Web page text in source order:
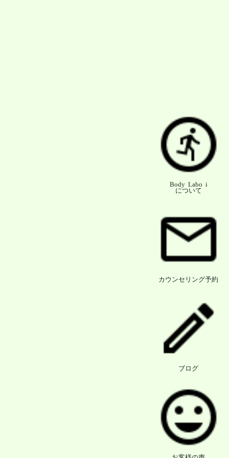
Body Labo i
について
カウンセリング予約
ブログ